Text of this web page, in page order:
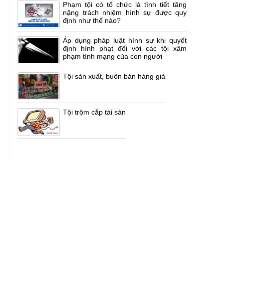
Phạm tội có tổ chức là tình tiết tăng
nặng trách nhiệm hình sự được quy
định như thế nào?
Áp dụng pháp luật hình sự khi quyết
định hình phạt đối với các tội xâm
phạm tính mạng của con người
Tội sản xuất, buôn bán hàng giả
Tội trộm cắp tài sản